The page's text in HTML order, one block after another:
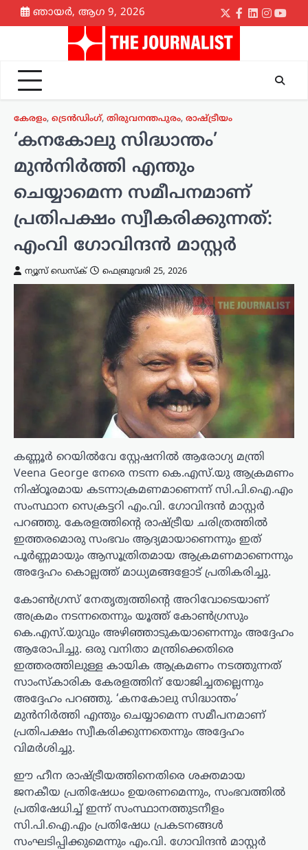
Skip
to
ഞായർ, ആഗ 9, 2026
Twitter
Facebook
LinkedIn
കേരളം, ട്രെൻഡിംഗ്, തിരുവനന്തപുരം, രാഷ്ട്രീയം
‘കനകോലു സിദ്ധാന്തം’
മുൻനിർത്തി എന്തും
ചെയ്യാമെന്ന സമീപനമാണ്
പ്രതിപക്ഷം സ്വീകരിക്കുന്നത്:
എംവി ഗോവിന്ദൻ മാസ്റ്റർ
ന്യൂസ് ഡെസ്ക് ഫെബ്രുവരി 25, 2026
കണ്ണൂർ റെയിൽവേ സ്റ്റേഷനിൽ ആരോഗ്യ മന്ത്രി
Veena George നേരെ നടന്ന കെ.എസ്.യു ആക്രമണം
നിഷ്ഠൂരമായ കടന്നാക്രമണമാണെന്ന് സി.പി.ഐ.എം
സംസ്ഥാന സെക്രട്ടറി എം.വി. ഗോവിന്ദൻ മാസ്റ്റർ
പറഞ്ഞു. കേരളത്തിന്റെ രാഷ്ട്രീയ ചരിത്രത്തിൽ
ഇത്തരമൊരു സംഭവം ആദ്യമായാണെന്നും ഇത്
പൂർണ്ണമായും ആസൂത്രിതമായ ആക്രമണമാണെന്നും
അദ്ദേഹം കൊല്ലത്ത് മാധ്യമങ്ങളോട് പ്രതികരിച്ചു.
കോൺഗ്രസ് നേതൃത്വത്തിന്റെ അറിവോടെയാണ്
അക്രമം നടന്നതെന്നും യൂത്ത് കോൺഗ്രസും
കെ.എസ്.യുവും അഴിഞ്ഞാടുകയാണെന്നും അദ്ദേഹം
ആരോപിച്ചു. ഒരു വനിതാ മന്ത്രിക്കെതിരെ
ഇത്തരത്തിലുള്ള കായിക ആക്രമണം നടത്തുന്നത്
സാംസ്കാരിക കേരളത്തിന് യോജിച്ചതല്ലെന്നും
അദ്ദേഹം പറഞ്ഞു. ‘കനകോലു സിദ്ധാന്തം’
മുൻനിർത്തി എന്തും ചെയ്യാമെന്ന സമീപനമാണ്
പ്രതിപക്ഷം സ്വീകരിക്കുന്നതെന്നും അദ്ദേഹം
വിമർശിച്ചു.
ഈ ഹീന രാഷ്ട്രീയത്തിനെതിരെ ശക്തമായ
ജനകീയ പ്രതിഷേധം ഉയരണമെന്നും, സംഭവത്തിൽ
പ്രതിഷേധിച്ച് ഇന്ന് സംസ്ഥാനത്തുടനീളം
സി.പി.ഐ.എം പ്രതിഷേധ പ്രകടനങ്ങൾ
സംഘടിപ്പിക്കുമെന്നും എം.വി. ഗോവിന്ദൻ മാസ്റ്റർ